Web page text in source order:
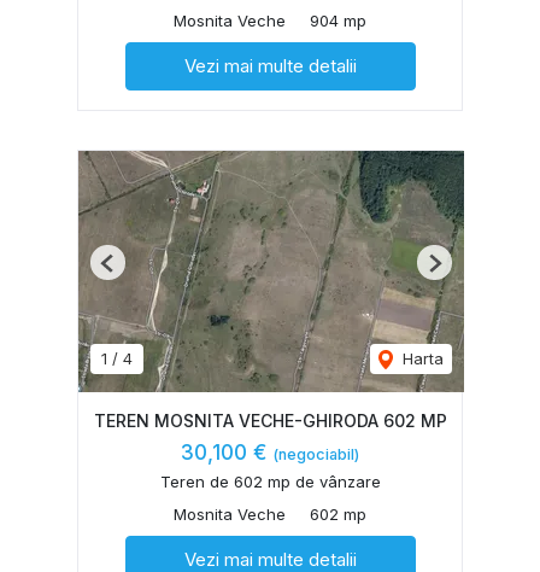
Mosnita Veche
904 mp
Vezi mai multe detalii
1 / 4 Harta
Previous Next
TEREN MOSNITA VECHE-GHIRODA 602 MP
30,100 € (negociabil)
Teren de 602 mp de vânzare
Mosnita Veche
602 mp
Vezi mai multe detalii